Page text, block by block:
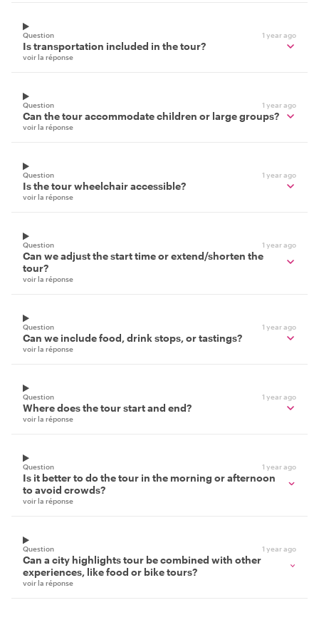
Question 1 year ago
Is transportation included in the tour?
voir la réponse
Question 1 year ago
Can the tour accommodate children or large groups?
voir la réponse
Question 1 year ago
Is the tour wheelchair accessible?
voir la réponse
Question 1 year ago
Can we adjust the start time or extend/shorten the
tour?
voir la réponse
Question 1 year ago
Can we include food, drink stops, or tastings?
voir la réponse
Question 1 year ago
Where does the tour start and end?
voir la réponse
Question 1 year ago
Is it better to do the tour in the morning or afternoon
to avoid crowds?
voir la réponse
Question 1 year ago
Can a city highlights tour be combined with other
experiences, like food or bike tours?
voir la réponse